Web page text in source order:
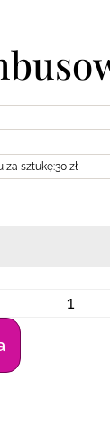
za sztukę:30 zł